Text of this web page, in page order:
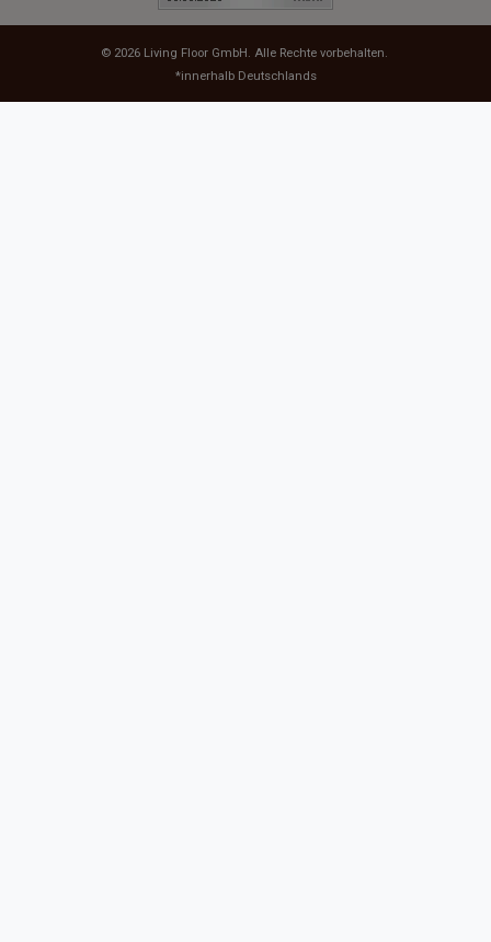
© 2026 Living Floor GmbH . Alle Rechte vorbehalten.
*innerhalb Deutschlands